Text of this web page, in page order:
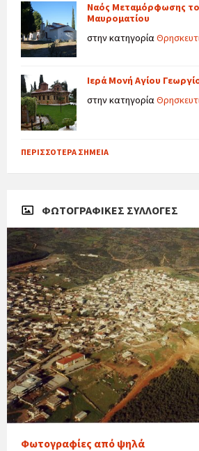
Ναός Μεταμόρφωσης
Μαυροματίου
στην κατηγορία
Ιερά Μονή Αγίου
στην κατηγορία
ΠΕΡΙΣΣΌΤΕΡΑ ΣΗΜΕΊΑ
ΦΩΤΟΓΡΑΦΙΚΈΣ ΣΥΛΛΟΓΈΣ
Φωτογραφίες από ψηλά